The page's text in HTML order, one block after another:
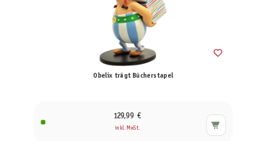
Obelix trägt Bücherstapel
129,99 €
inkl. MwSt.